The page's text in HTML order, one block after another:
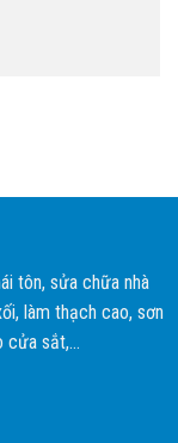
tôn, sửa chữa nhà
làm thạch cao, sơn
cửa sắt,...